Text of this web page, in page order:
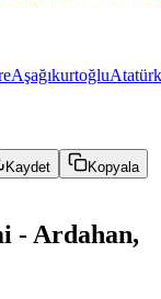
AşağıkurtoğluAtatürk
Kaydet Kopyala
- Ardahan,